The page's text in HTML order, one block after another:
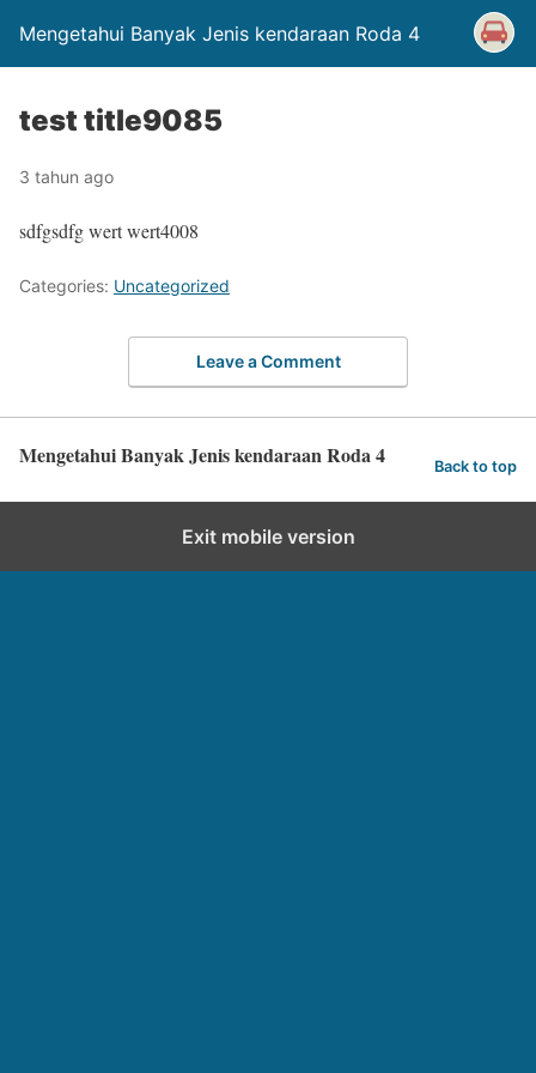
Mengetahui Banyak Jenis kendaraan Roda 4
test title9085
3 tahun ago
sdfgsdfg wert wert4008
Categories: Uncategorized
Leave a Comment
Mengetahui Banyak Jenis kendaraan Roda 4 Back to top
Exit mobile version